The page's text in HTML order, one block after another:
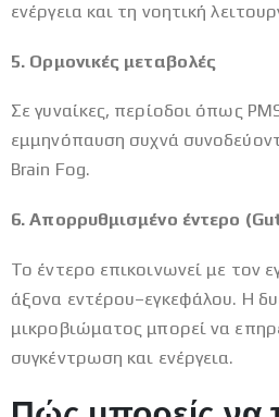
ενέργεια και τη νοητική
5. Ορμονικές μεταβολές
Σε γυναίκες, περίοδοι όπως
εμμηνόπαυση συχνά
Brain Fog.
6. Απορρυθμισμένο έντερο
Το έντερο επικοινωνεί με τον
άξονα εντέρου–εγκεφάλου. Η
μικροβιώματος μπορεί να
συγκέντρωση και ενέργεια.